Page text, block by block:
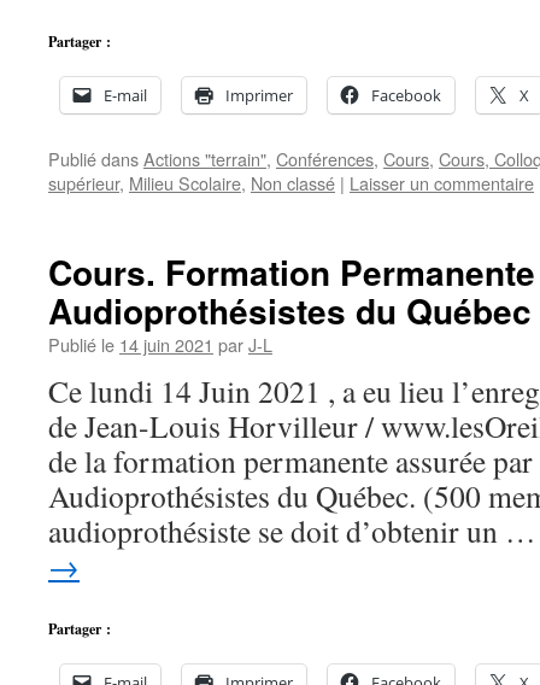
Partager :
E-mail Imprimer Facebook X
Publié dansActions "terrain", Conférences, Cours, Cours,
supérieur, Milieu Scolaire, Non classé | Laisser un commentaire
Cours. Formation
Audioprothésistes du Québec
Publié le 14 juin 2021 parJ-L
Ce lundi 14 Juin 2021 , a eu lieu
de Jean-Louis Horvilleur /
de la formation permanente assurée
Audioprothésistes du Québec. (500
audioprothésiste se doit d’obtenir un
→
Partager :